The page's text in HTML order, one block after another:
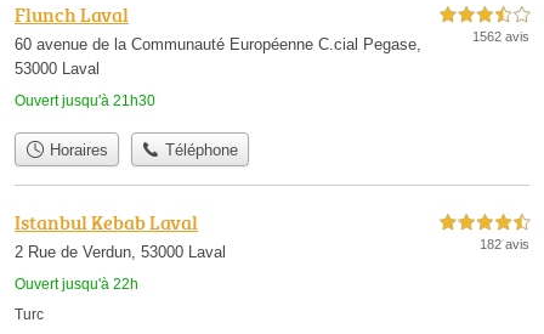
Flunch Laval
60 avenue de la Communauté Européenne C.cial Pegase,
53000 Laval
Ouvert jusqu'à 21h30
3,5 étoiles sur 5
1562 avis
Horaires Téléphone
Istanbul Kebab Laval
2 Rue de Verdun, 53000 Laval
Ouvert jusqu'à 22h
4,5 étoiles sur 5
182 avis
Turc